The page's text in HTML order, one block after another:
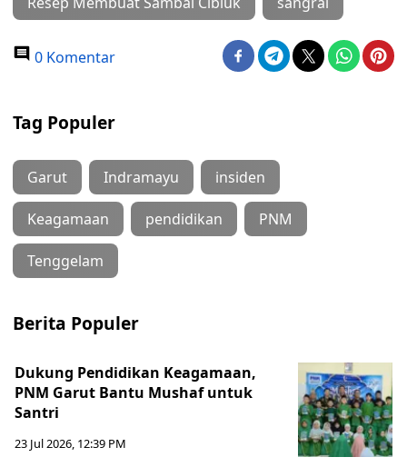
0 Komentar
Tag Populer
Garut Indramayu insiden
Keagamaan pendidikan PNM
Tenggelam
Berita Populer
Dukung Pendidikan Keagamaan,
PNM Garut Bantu Mushaf untuk
Santri
23 Jul 2026, 12:39 PM